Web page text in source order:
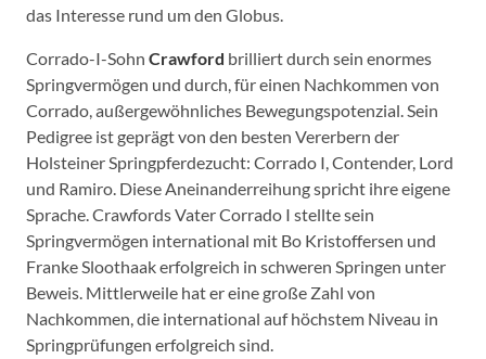
das Interesse rund um den Globus.
Corrado-I-Sohn Crawford brilliert durch sein enormes
Springvermögen und durch, für einen Nachkommen von
Corrado, außergewöhnliches Bewegungspotenzial. Sein
Pedigree ist geprägt von den besten Vererbern der
Holsteiner Springpferdezucht: Corrado I, Contender, Lord
und Ramiro. Diese Aneinanderreihung spricht ihre eigene
Sprache. Crawfords Vater Corrado I stellte sein
Springvermögen international mit Bo Kristoffersen und
Franke Sloothaak erfolgreich in schweren Springen unter
Beweis. Mittlerweile hat er eine große Zahl von
Nachkommen, die international auf höchstem Niveau in
Springprüfungen erfolgreich sind.